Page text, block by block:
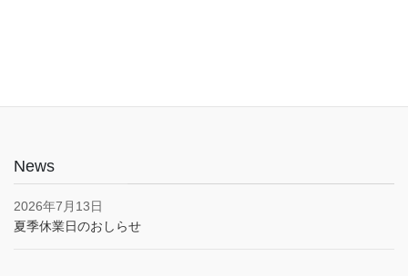
News
2026年7月13日
夏季休業日のおしらせ